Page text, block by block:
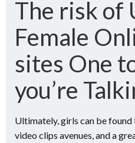
The risk of
Female
sites One
you’re
Ultimately, girls can be found
video clips avenues, and a